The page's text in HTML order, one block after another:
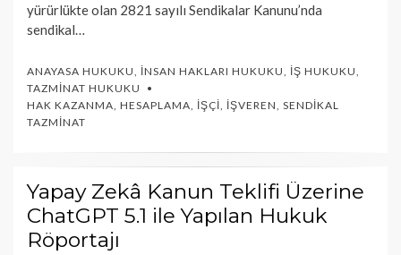
yürürlükte olan 2821 sayılı Sendikalar Kanunu’nda
sendikal…
ANAYASA HUKUKU, İNSAN HAKLARI HUKUKU, İŞ HUKUKU,
TAZMINAT HUKUKU
HAK KAZANMA, HESAPLAMA, İŞÇI, İŞVEREN, SENDIKAL
TAZMINAT
Yapay Zekâ Kanun Teklifi Üzerine
ChatGPT 5.1 ile Yapılan Hukuk
Röportajı